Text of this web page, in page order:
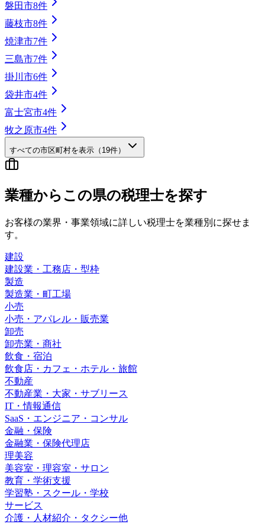
磐田市8件
藤枝市8件
焼津市7件
三島市7件
掛川市6件
袋井市4件
富士宮市4件
牧之原市4件
すべての市区町村を表示（ 19件）
業種からこの県の税理士を探す
お客様の業界・事業領域に詳しい税理士を業種別に探せま
す。
建設
建設業・工務店・型枠
製造
製造業・町工場
小売
小売・アパレル・販売業
卸売
卸売業・商社
飲食・宿泊
飲食店・カフェ・ホテル・旅館
不動産
不動産業・大家・サブリース
IT・情報通信
SaaS・エンジニア・コンサル
金融・保険
金融業・保険代理店
理美容
美容室・理容室・サロン
教育・学術支援
学習塾・スクール・学校
サービス
介護・人材紹介・タクシー他